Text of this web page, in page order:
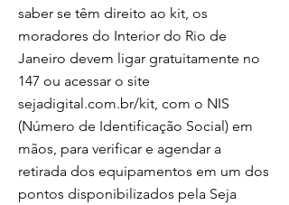
saber se têm direito ao kit, os
moradores do Interior do Rio de
Janeiro devem ligar gratuitamente no
147 ou acessar o site
sejadigital.com.br/kit, com o NIS
(Número de Identificação Social) em
mãos, para verificar e agendar a
retirada dos equipamentos em um dos
pontos disponibilizados pela Seja